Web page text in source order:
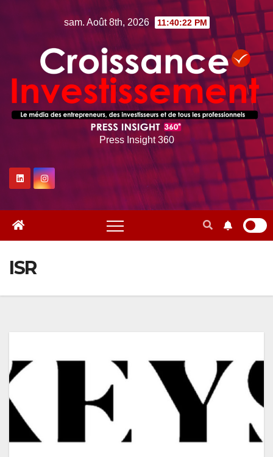
sam. Août 8th, 2026 11:40:23 PM
Press Insight 360
ISR